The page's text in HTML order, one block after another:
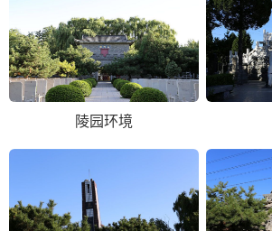
陵园环境